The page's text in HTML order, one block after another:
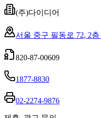
(주)다이디어
서울 중구 필동로 72, 2층
820-87-00609
1877-8830
02-2274-9876